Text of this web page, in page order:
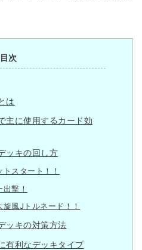
目次
は
主に使用するカード効
ッキの回し方
スタート！！
撃！
風Jトルネード！！
ッキの対策方法
有利なデッキタイプ